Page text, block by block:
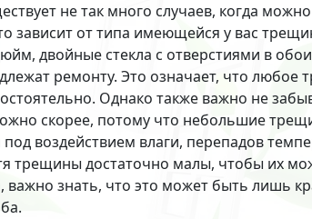
не так много случаев, когда
зависит от типа имеющейся у вас
двойные стекла с отверстиями в
ремонту. Это означает, что любое
Однако также важно не
скорее, потому что небольшие
воздействием влаги, перепадов
трещины достаточно малы, чтобы их
важно знать, что это может быть лишь